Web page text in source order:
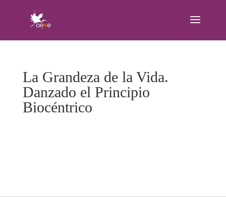
La Grandeza de la Vida.
Danzado el Principio
Biocéntrico